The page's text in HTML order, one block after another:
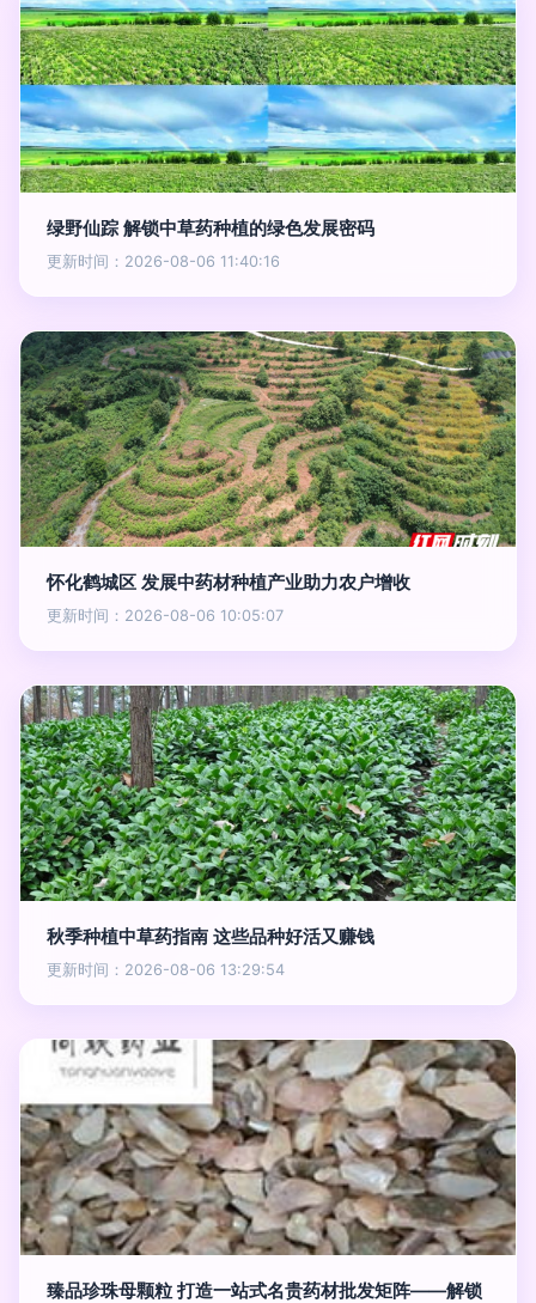
绿野仙踪 解锁中草药种植的绿色发展密码
更新时间：2026-08-06 11:40:16
怀化鹤城区 发展中药材种植产业助力农户增收
更新时间：2026-08-06 10:05:07
秋季种植中草药指南 这些品种好活又赚钱
更新时间：2026-08-06 13:29:54
臻品珍珠母颗粒 打造一站式名贵药材批发矩阵——解锁